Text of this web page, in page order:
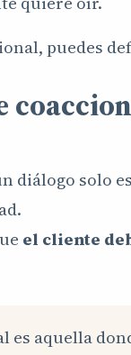
puedes
diálogo solo
el cliente
es aquella